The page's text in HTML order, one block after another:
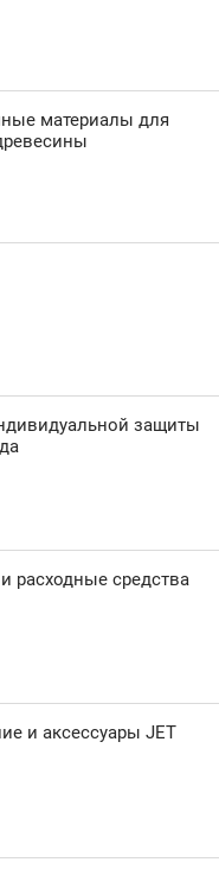
материалы для
защиты
расходные средства
и аксессуары JET